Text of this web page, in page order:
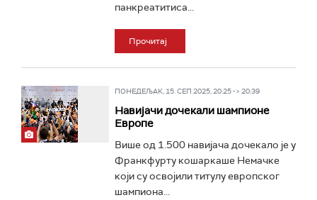
панкреатитиса...
Прочитај
ПОНЕДЕЉАК, 15. СЕП 2025, 20:25 -> 20:39
Навијачи дочекали шампионе
Европе
Више од 1.500 навијача дочекало је у
Франкфурту кошаркаше Немачке
који су освојили титулу европског
шампиона...